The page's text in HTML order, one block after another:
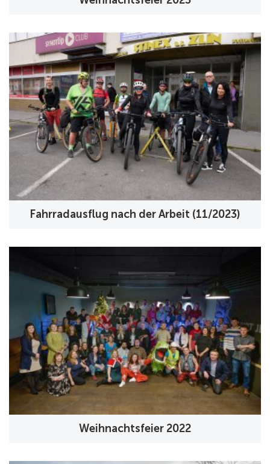
Fahrradausflug nach der Arbeit (11/2023)
Weihnachtsfeier 2022